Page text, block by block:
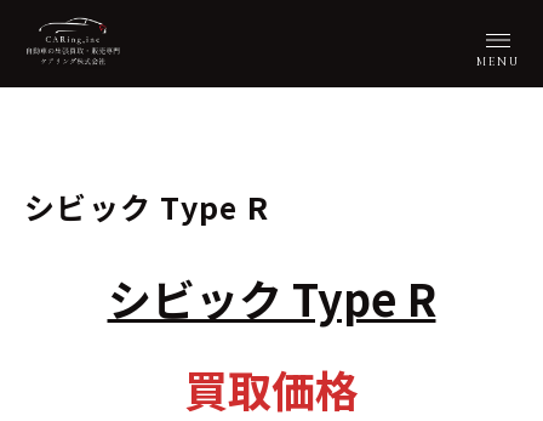
シビック Type R
シビック Type R
買取価格